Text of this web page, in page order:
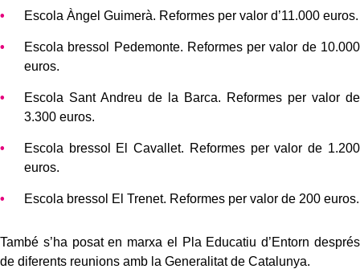
Escola Àngel Guimerà. Reformes per valor d’11.000 euros.
Escola bressol Pedemonte. Reformes per valor de 10.000
euros.
Escola Sant Andreu de la Barca. Reformes per valor de
3.300 euros.
Escola bressol El Cavallet. Reformes per valor de 1.200
euros.
Escola bressol El Trenet. Reformes per valor de 200 euros.
També s’ha posat en marxa el Pla Educatiu d’Entorn després
de diferents reunions amb la Generalitat de Catalunya.